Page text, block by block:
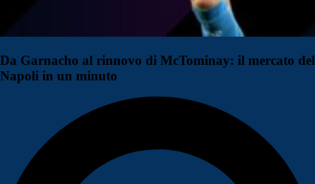
Da Garnacho al rinnovo di McTominay: il mercato del
Napoli in un minuto